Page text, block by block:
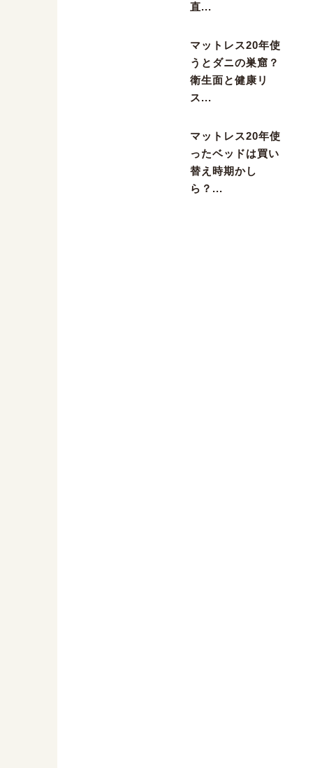
直...
マットレス20年使
うとダニの巣窟？
衛生面と健康リ
ス...
マットレス20年使
ったベッドは買い
替え時期かし
ら？...